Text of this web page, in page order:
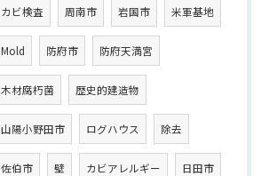
カビ検査 周南市 岩国市 米軍基地
Mold 防府市 防府天満宮
木材腐朽菌 歴史的建造物
山陽小野田市 ログハウス 除去
佐伯市 壁 カビアレルギー 日田市